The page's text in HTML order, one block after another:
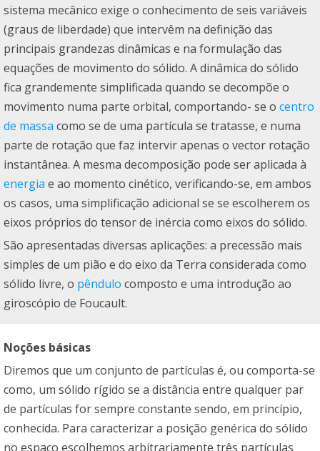
sistema mecânico exige o conhecimento de seis variáveis
(graus de liberdade) que intervêm na definição das
principais grandezas dinâmicas e na formulação das
equações de movimento do sólido. A dinâmica do sólido
fica grandemente simplificada quando se decompõe o
movimento numa parte orbital, comportando- se o centro
de massa como se de uma partícula se tratasse, e numa
parte de rotação que faz intervir apenas o vector rotação
instantânea. A mesma decomposição pode ser aplicada à
energia e ao momento cinético, verificando-se, em ambos
os casos, uma simplificação adicional se se escolherem os
eixos próprios do tensor de inércia como eixos do sólido.
São apresentadas diversas aplicações: a precessão mais
simples de um pião e do eixo da Terra considerada como
sólido livre, o pêndulo composto e uma introdução ao
giroscópio de Foucault.
Noções básicas
Diremos que um conjunto de partículas é, ou comporta-se
como, um sólido rígido se a distância entre qualquer par
de partículas for sempre constante sendo, em princípio,
conhecida. Para caracterizar a posição genérica do sólido
no espaço escolhemos arbitrariamente três partículas